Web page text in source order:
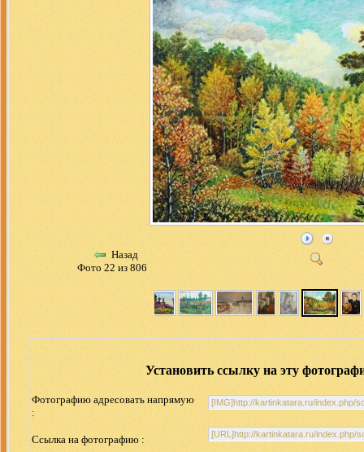
Назад
Фото 22 из 806
Установить ссылку на эту
Фотографию адресовать напрямую
:
Ссылка на фотографию :